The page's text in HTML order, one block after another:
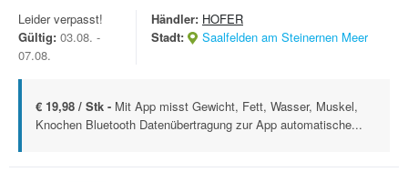
Leider verpasst!
Gültig: 03.08. -
07.08.
Händler: HOFER
Stadt:
Saalfelden am Steinernen Meer
€ 19,98 / Stk - Mit App misst Gewicht, Fett, Wasser, Muskel,
Knochen Bluetooth Datenübertragung zur App automatische...